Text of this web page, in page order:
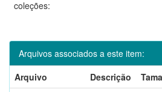
coleções:
Arquivos associados a este item:
Arquivo
Descrição